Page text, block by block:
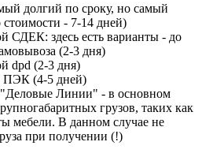
долгий по сроку, но самый
- 7-14 дней)
СДЕК: здесь есть варианты - до
(2-3 дня)
dpd (2-3 дня)
ПЭК (4-5 дней)
"Деловые Линии" - в основном
грузов, таких как
мебели. В данном случае не
при получении (!)